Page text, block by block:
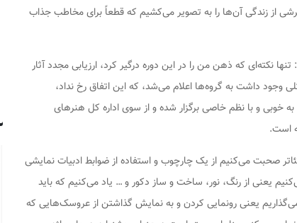
از زندگی آن‌ها را به تصویر می‌کشیم که قطعاً برای مخاطب جذاب
نکته‌ای که ذهن من را در این دوره درگیر کرد، ارزیابی مجدد آثار
وجود داشت به گروه‌ها اعلام می‌شد، که این اتفاق رخ نداد،
به خوبی و با نظم خاصی برگزار شده و از سوی اداره کل هنرهای
است.
صحبت می‌کنیم از یک چارچوب و استفاده از ضوابط ادبیات نمایشی
یعنی از رنگ، نور، ساخت و ساز دکور و … یاد می‌کنیم که باید
یعنی رونمایی کردن و به نمایش گذاشتن از عروسک‌هایی که